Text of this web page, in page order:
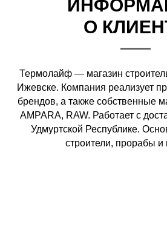
О
Термолайф — магазин
Ижевске. Компания реализует
брендов, а также собственные
AMPARA, RAW. Работает с
Удмуртской Республике.
строители, прорабы и